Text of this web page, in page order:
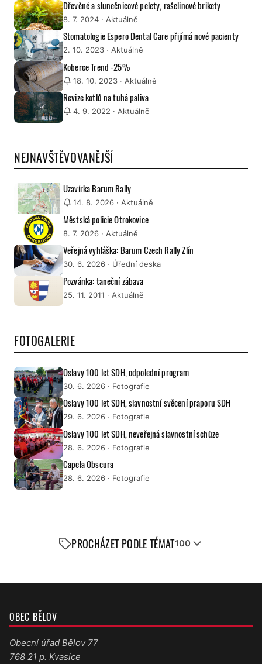
Dřevěné a slunečnicové pelety, rašelinové brikety
8. 7. 2024 · Aktuálně
Stomatologie Espero Dental Care přijímá nové pacienty
2. 10. 2023 · Aktuálně
Koberce Trend -25%
18. 10. 2023 · Aktuálně
Revize kotlů na tuhá paliva
4. 9. 2022 · Aktuálně
NEJNAVŠTĚVOVANĚJŠÍ
Uzavírka Barum Rally
14. 8. 2026 · Aktuálně
Městská policie Otrokovice
8. 7. 2026 · Aktuálně
Veřejná vyhláška: Barum Czech Rally Zlín
30. 6. 2026 · Úřední deska
Pozvánka: taneční zábava
25. 11. 2011 · Aktuálně
FOTOGALERIE
Oslavy 100 let SDH, odpolední program
30. 6. 2026 · Fotografie
Oslavy 100 let SDH, slavnostní svěcení praporu SDH
29. 6. 2026 · Fotografie
Oslavy 100 let SDH, neveřejná slavnostní schůze
28. 6. 2026 · Fotografie
Capela Obscura
28. 6. 2026 · Fotografie
PROCHÁZET PODLE TÉMAT100
OBEC BĚLOV
Obecní úřad Bělov 77
768 21 p. Kvasice